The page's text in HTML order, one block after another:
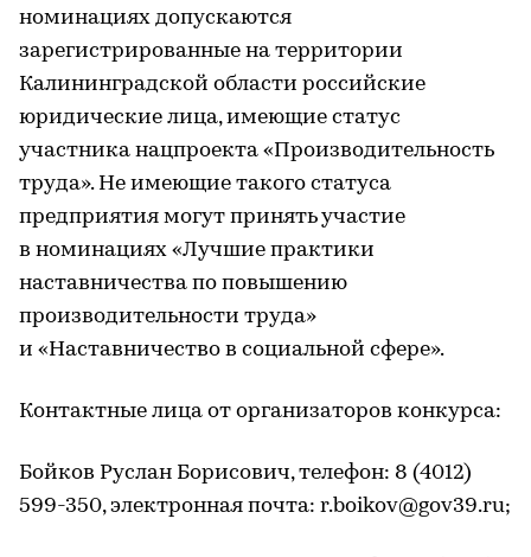
номинациях допускаются
зарегистрированные на территории
Калининградской области российские
юридические лица, имеющие статус
участника нацпроекта «Производительность
труда». Не имеющие такого статуса
предприятия могут принять участие
в номинациях «Лучшие практики
наставничества по повышению
производительности труда»
и «Наставничество в социальной сфере».
Контактные лица от организаторов конкурса:
Бойков Руслан Борисович, телефон: 8 (4012)
599-350, электронная почта: r.boikov@gov39.ru;